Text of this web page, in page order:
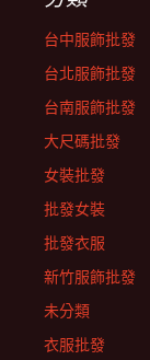
台中服飾批發
台北服飾批發
台南服飾批發
大尺碼批發
女裝批發
批發女裝
批發衣服
新竹服飾批發
未分類
衣服批發